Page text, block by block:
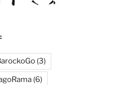
(3)
(6)